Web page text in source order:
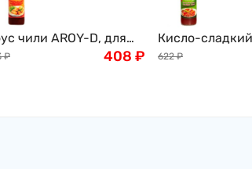
чили AROY-D, для
роллов,910мл
₽ 408 ₽
Кисло-
AROY-D, 920мл
622 ₽